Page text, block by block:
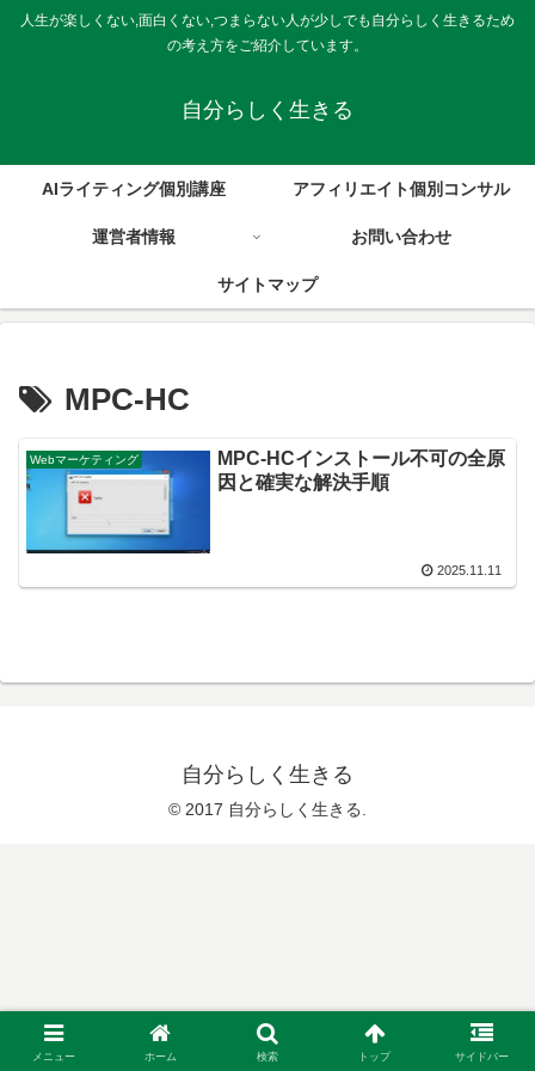
人生が楽しくない,面白くない,つまらない人が少しでも自分らしく生きるため
の考え方をご紹介しています。
自分らしく生きる
AIライティング個別講座 アフィリエイト個別コンサル
運営者情報 お問い合わせ
サイトマップ
MPC-HC
Webマーケティング
MPC-HCインストール不可の全原
因と確実な解決手順
2025.11.11
自分らしく生きる
© 2017 自分らしく生きる.
メニュー ホーム 検索 トップ サイドバー